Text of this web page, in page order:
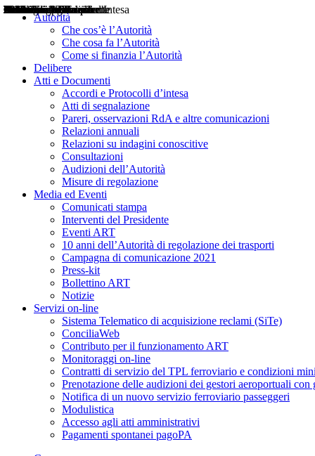
Autorità
Che cos’è l’Autorità
Che cosa fa l’Autorità
Come si finanzia l’Autorità
Delibere
Atti e Documenti
Accordi e Protocolli d’intesa
Atti di segnalazione
Pareri, osservazioni RdA e altre comunicazioni
Relazioni annuali
Relazioni su indagini conoscitive
Consultazioni
Audizioni dell’Autorità
Misure di regolazione
Media ed Eventi
Comunicati stampa
Interventi del Presidente
Eventi ART
10 anni dell’Autorità di regolazione dei trasporti
Campagna di comunicazione 2021
Press-kit
Bollettino ART
Notizie
Servizi on-line
Sistema Telematico di acquisizione reclami (SiTe)
ConciliaWeb
Contributo per il funzionamento ART
Monitoraggi on-line
Contratti di servizio del TPL ferroviario e condizioni
Prenotazione delle audizioni dei gestori aeroportuali con
Notifica di un nuovo servizio ferroviario passeggeri
Modulistica
Accesso agli atti amministrativi
Pagamenti spontanei pagoPA
Delibere
Pareri
Consultazioni
Audizioni
Atti di Segnalazione
Accordi e Protocolli d'Intesa
Relazioni annuali
Misure di regolazione
Notizie
Comunicati Stampa
Bollettini ART
Convegni ART
Interviste del Presidente
Articoli in primo piano
Interventi del Presidente
2004
2005
2010
2013
2014
2015
2016
2017
2018
2019
202
2020
2021
2022
2023
2024
2025
2026
Aereo
Marittimo
Terrestre